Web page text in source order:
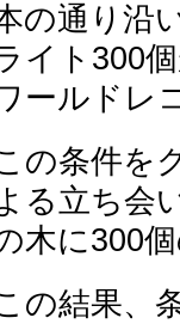
の通り沿
イト300
ールドレ
の条件を
る立ち会
木に300
の結果、